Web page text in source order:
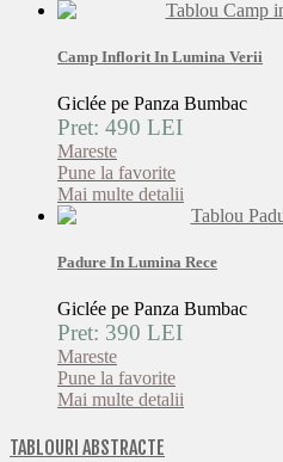
Camp Inflorit In Lumina Verii
Giclée pe Panza Bumbac
Pret: 490 LEI
Mareste
Pune la favorite
Mai multe detalii
Padure In Lumina Rece
Giclée pe Panza Bumbac
Pret: 390 LEI
Mareste
Pune la favorite
Mai multe detalii
TABLOURI ABSTRACTE